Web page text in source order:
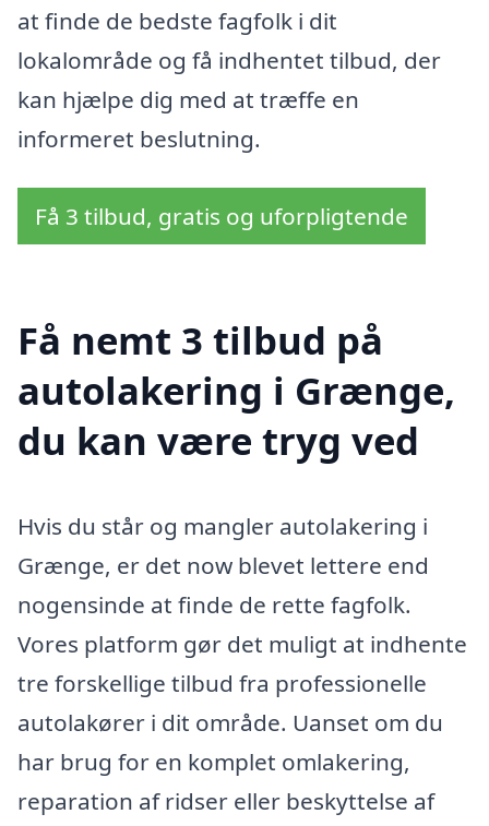
at finde de bedste fagfolk i dit
lokalområde og få indhentet tilbud, der
kan hjælpe dig med at træffe en
informeret beslutning.
Få 3 tilbud, gratis og uforpligtende
Få nemt 3 tilbud på
autolakering i Grænge,
du kan være tryg ved
Hvis du står og mangler autolakering i
Grænge, er det now blevet lettere end
nogensinde at finde de rette fagfolk.
Vores platform gør det muligt at indhente
tre forskellige tilbud fra professionelle
autolakører i dit område. Uanset om du
har brug for en komplet omlakering,
reparation af ridser eller beskyttelse af